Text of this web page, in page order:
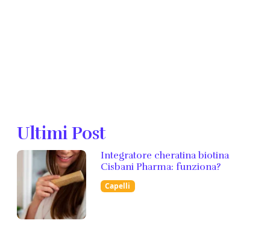
Ultimi Post
Integratore cheratina biotina
Cisbani Pharma: funziona?
Capelli